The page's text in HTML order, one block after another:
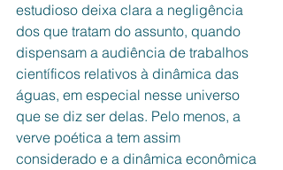
estudioso deixa clara a negligência
dos que tratam do assunto, quando
dispensam a audiência de trabalhos
científicos relativos à dinâmica das
águas, em especial nesse universo
que se diz ser delas. Pelo menos, a
verve poética a tem assim
considerado e a dinâmica econômica